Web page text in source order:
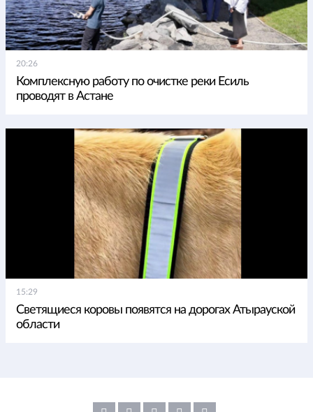
20:26
Комплексную работу по очистке реки Есиль
проводят в Астане
15:29
Светящиеся коровы появятся на дорогах Атырауской
области